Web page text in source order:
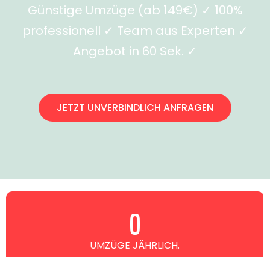
Günstige Umzüge (ab 149€) ✓ 100%
professionell ✓ Team aus Experten ✓
Angebot in 60 Sek. ✓
JETZT UNVERBINDLICH ANFRAGEN
UMZÜGE JÄHRLICH.
0